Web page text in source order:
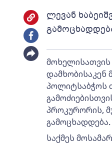
ლევან
დამხობისაკენ
პოლიტსაბჭოს
პროკურორის,
გამოცხადდება.
საქმეს